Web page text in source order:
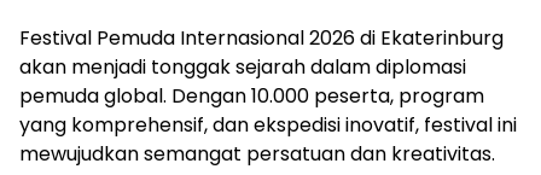
Festival Pemuda Internasional 2026 di Ekaterinburg
akan menjadi tonggak sejarah dalam diplomasi
pemuda global. Dengan 10.000 peserta, program
yang komprehensif, dan ekspedisi inovatif, festival ini
mewujudkan semangat persatuan dan kreativitas.